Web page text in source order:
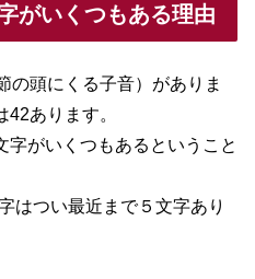
がいくつもある理由
の頭にくる子音）がありま
あります。
がいくつもあるということ
はつい最近まで５文字あり